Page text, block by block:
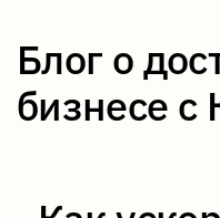
Блог о
бизнесе с